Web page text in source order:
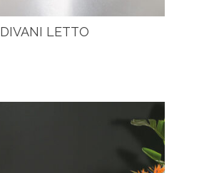
DIVANI LETTO